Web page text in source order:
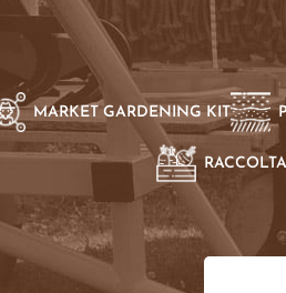
MARKET GARDENING KIT
BRAND Home